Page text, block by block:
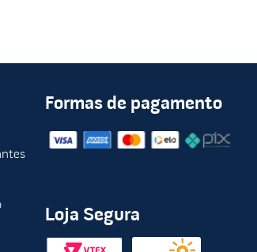
Formas de pagamento
Loja Segura